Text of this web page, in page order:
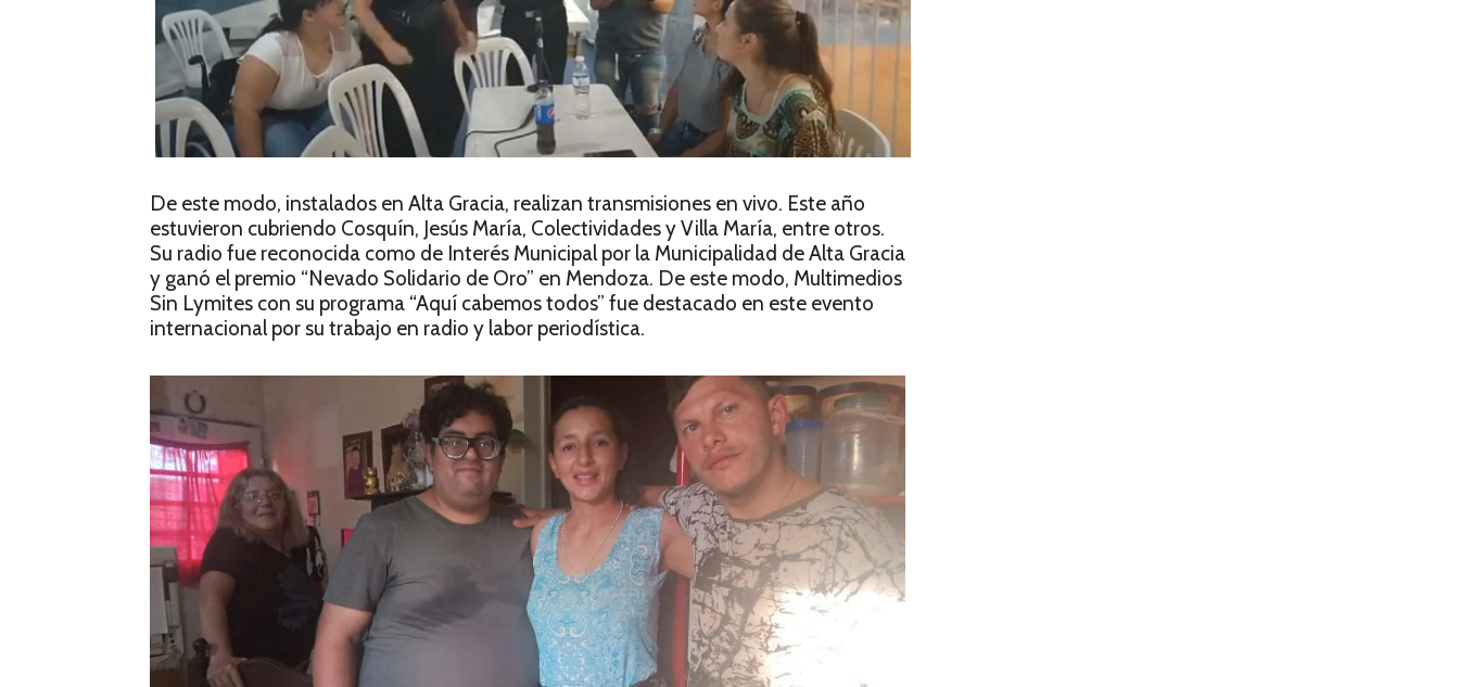
De este modo, instalados en Alta Gracia, realizan transmisiones en vivo. Este año
estuvieron cubriendo Cosquín, Jesús María, Colectividades y Villa María, entre otros.
Su radio fue reconocida como de Interés Municipal por la Municipalidad de Alta Gracia
y ganó el premio “Nevado Solidario de Oro” en Mendoza. De este modo, Multimedios
Sin Lymites con su programa “Aquí cabemos todos” fue destacado en este evento
internacional por su trabajo en radio y labor periodística.